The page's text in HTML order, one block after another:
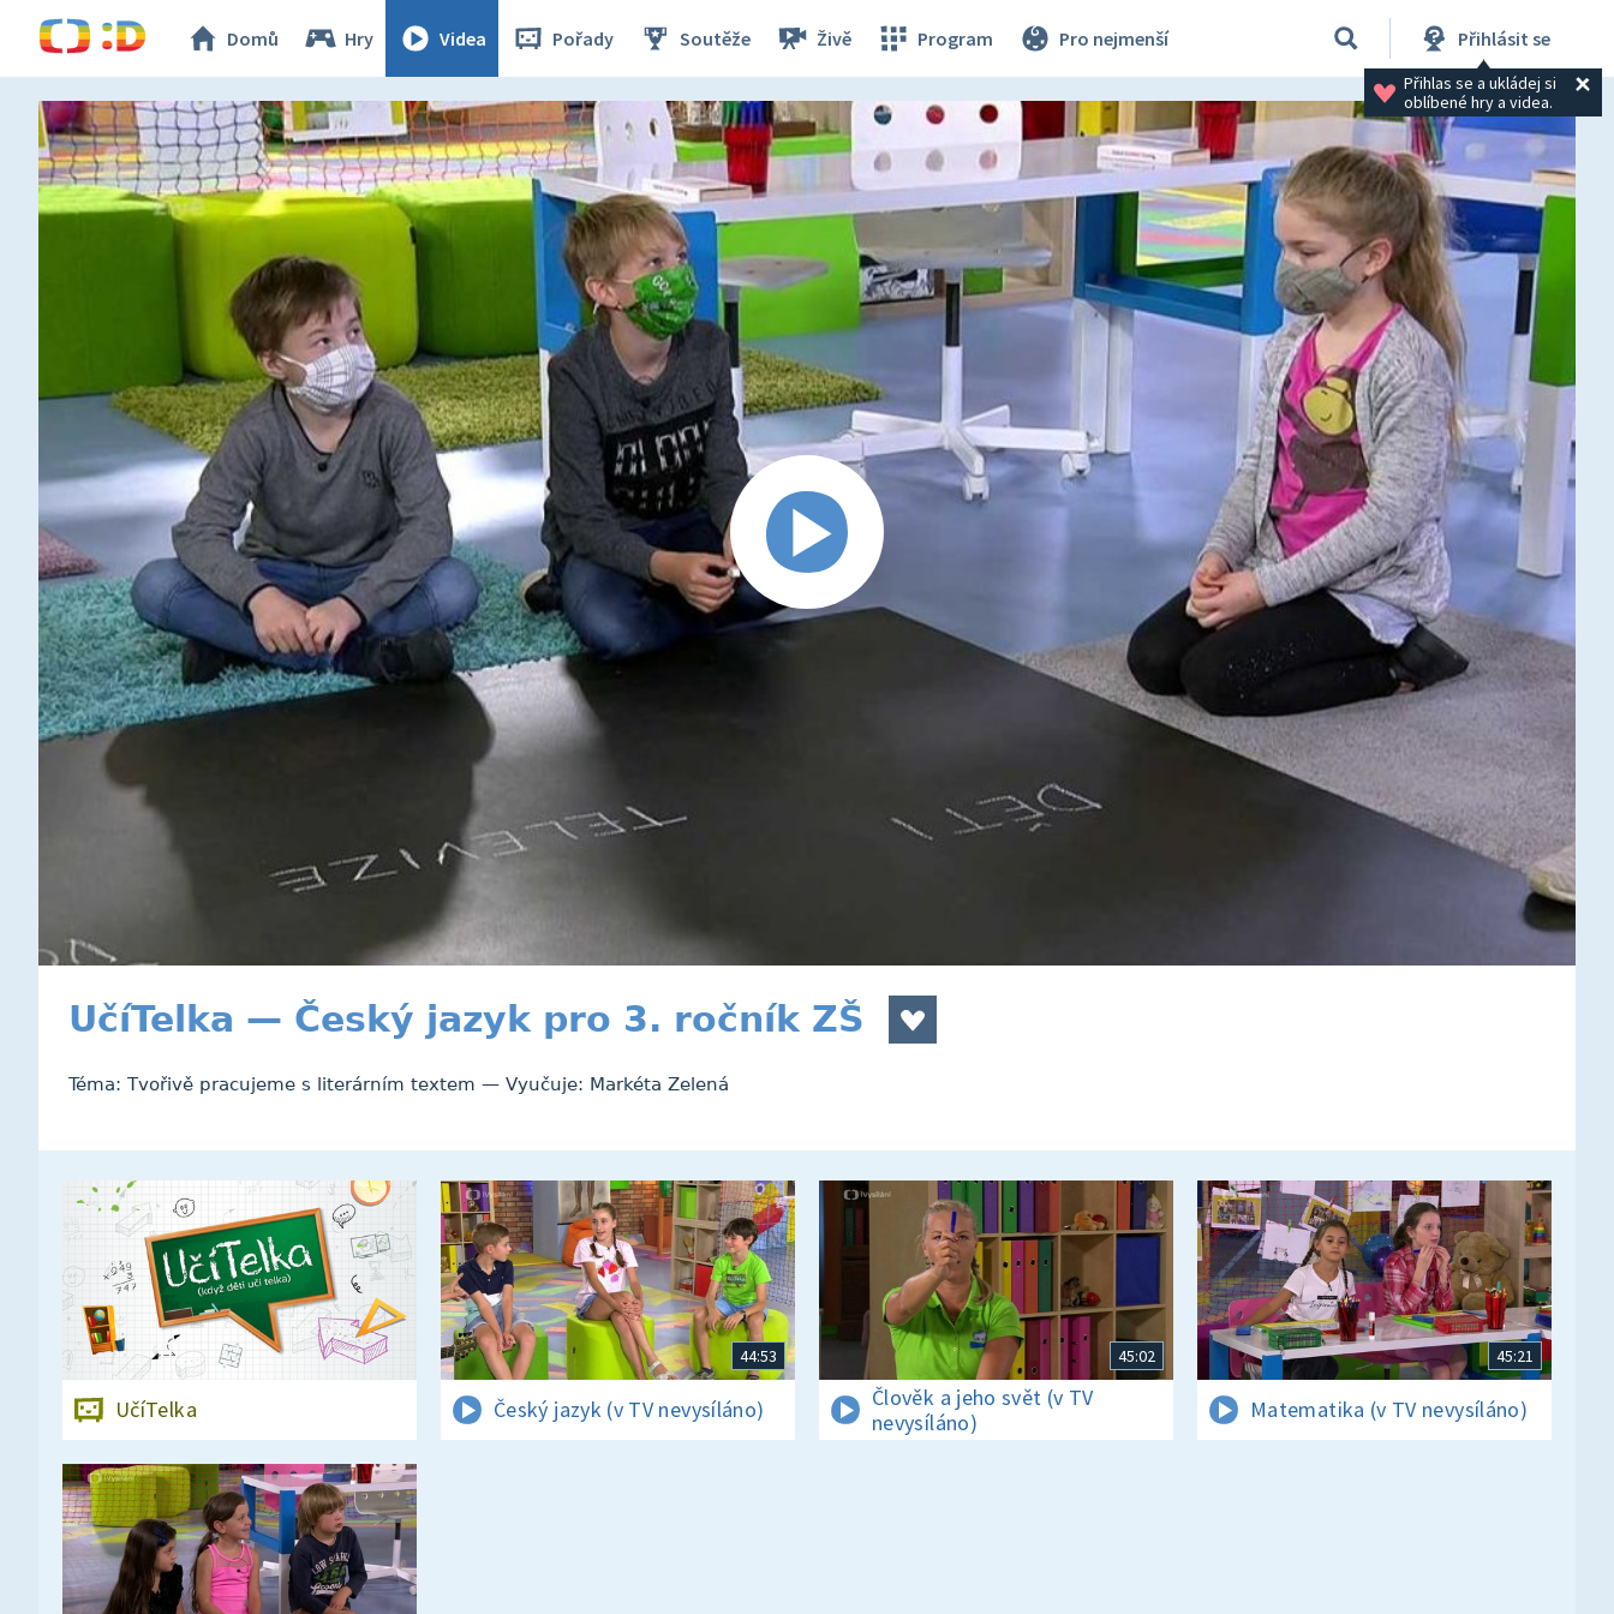
Domů Hry Videa Pořady Soutěže Živě Program Pro nejmenší Přihlásit se
Přihlas se a ukládej si
oblíbené hry a videa.
UčíTelka — Český jazyk pro 3. ročník ZŠ
Téma: Tvořivě pracujeme s literárním textem — Vyučuje: Markéta Zelená
UčíTelka
44:53
Český jazyk (v TV nevysíláno)
45:02
Člověk a jeho svět (v TV
nevysíláno)
45:21
Matematika (v TV nevysíláno)